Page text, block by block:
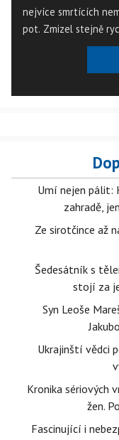
nejvíce smrtících
pot. Zmizel stejně
Umí nejen pálit:
zahradě,
Ze sirotčince až
Šedesátník s
stojí za
Syn Leoše
Ukrajinští vědci
Kronika sériových
žen.
Fascinující i